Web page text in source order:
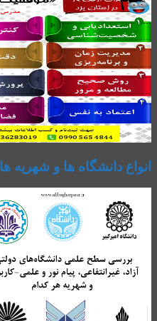
انواع دانشگاه ها و شهریه ها